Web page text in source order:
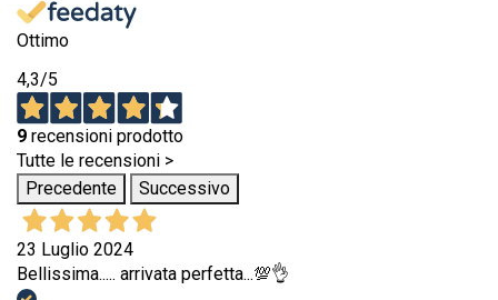
Ottimo
4,3/5
9 recensioni prodotto
Tutte le recensioni >
Precedente
Successivo
23 Luglio 2024
Bellissima..... arrivata perfetta...💯👌